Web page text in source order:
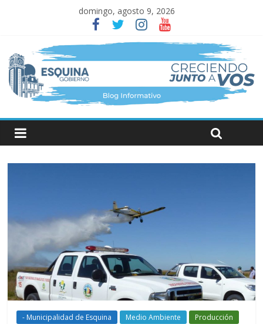
domingo, agosto 9, 2026
- Municipalidad de Esquina Medio Ambiente Producción